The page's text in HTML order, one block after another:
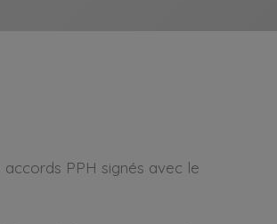
PPH signés avec le